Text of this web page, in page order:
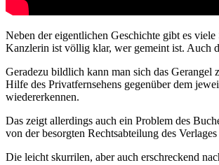
Neben der eigentlichen Geschichte gibt es
Kanzlerin ist völlig klar, wer gemeint ist. Auch
Geradezu bildlich kann man sich das
Hilfe des Privatfernsehens gegenüber dem
wiedererkennen.
Das zeigt allerdings auch ein Problem des
von der besorgten Rechtsabteilung des
Die leicht skurrilen, aber auch erschreckend